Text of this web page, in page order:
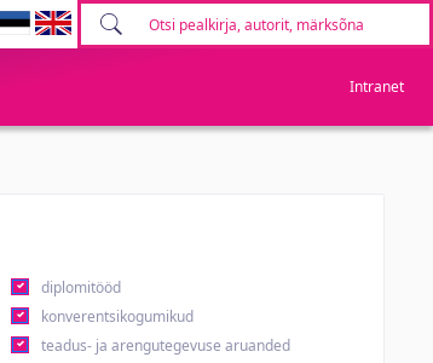
Intranet
diplomitööd
konverentsikogumikud
teadus- ja arengutegevuse aruanded